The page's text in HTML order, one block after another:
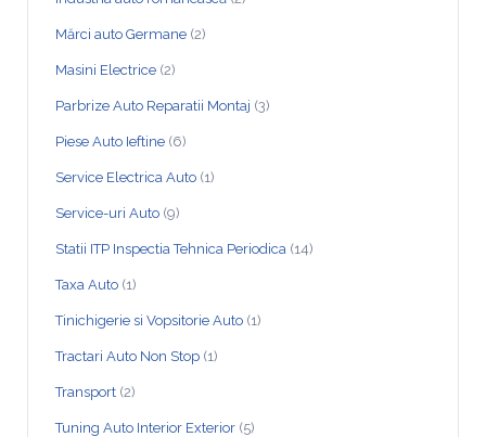
Mărci auto Germane (2)
Masini Electrice (2)
Parbrize Auto Reparatii Montaj (3)
Piese Auto Ieftine (6)
Service Electrica Auto (1)
Service-uri Auto (9)
Statii ITP Inspectia Tehnica Periodica (14)
Taxa Auto (1)
Tinichigerie si Vopsitorie Auto (1)
Tractari Auto Non Stop (1)
Transport (2)
Tuning Auto Interior Exterior (5)